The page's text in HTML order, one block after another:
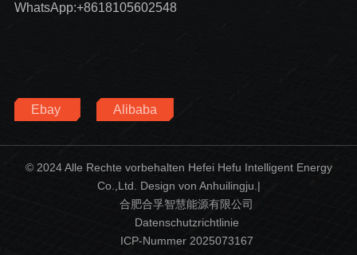
WhatsApp:+8618105602548
Ebay Alibaba
© 2024 Alle Rechte vorbehalten Hefei Hefu Intelligent Energy
Co.,Ltd. Design von Anhuilingju.|
合肥合孚智慧能源有限公司
Datenschutzrichtlinie
ICP-Nummer 2025073167